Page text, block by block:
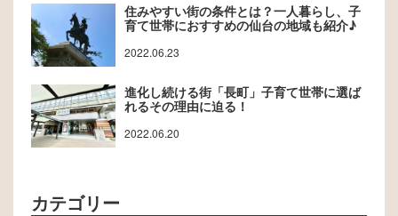
住みやすい街の条件とは？一人暮らし、子
育て世帯におすすめの仙台の地域も紹介♪
2022.06.23
進化し続ける街「長町」子育て世帯に選ば
れるその理由に迫る！
2022.06.20
カテゴリー